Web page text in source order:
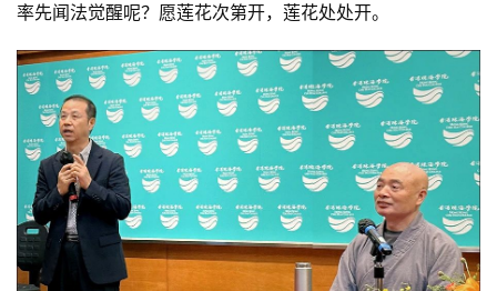
率先闻法觉醒呢？愿莲花次第开，莲花处处开。